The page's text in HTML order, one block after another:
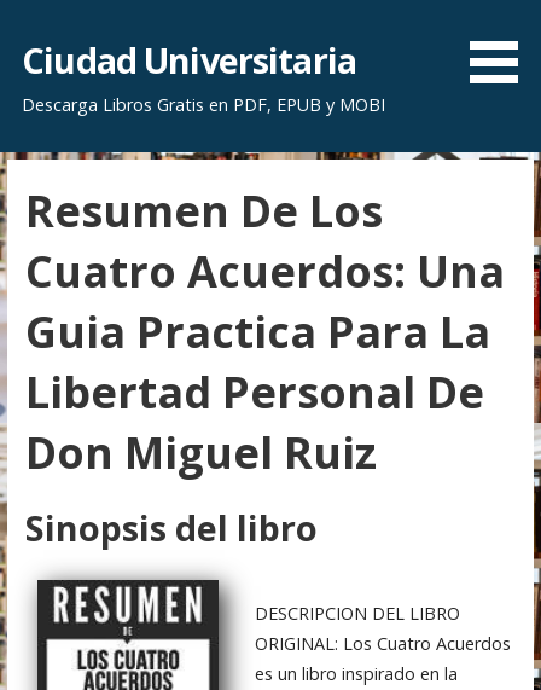
r
a
l
c
o
n
e
n
i
d
o
Ciudad Universitaria
Descarga Libros Gratis en PDF, EPUB y MOBI
Resumen De Los
Cuatro Acuerdos: Una
Guia Practica Para La
Libertad Personal De
Don Miguel Ruiz
Sinopsis del libro
DESCRIPCION DEL LIBRO
ORIGINAL: Los Cuatro Acuerdos
es un libro inspirado en la